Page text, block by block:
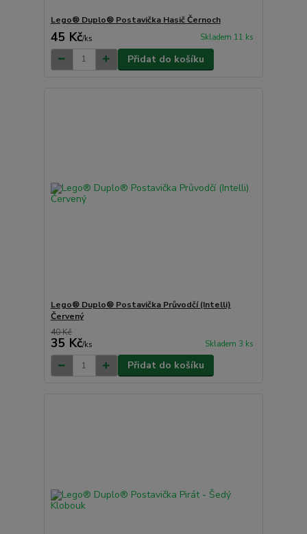
Lego® Duplo® Postavička Hasič Černoch
45 Kč/ks Skladem 11 ks
Přidat do košíku
Lego® Duplo® Postavička Průvodčí (Intelli)
Červený
40 Kč
35 Kč/ks Skladem 3 ks
Přidat do košíku